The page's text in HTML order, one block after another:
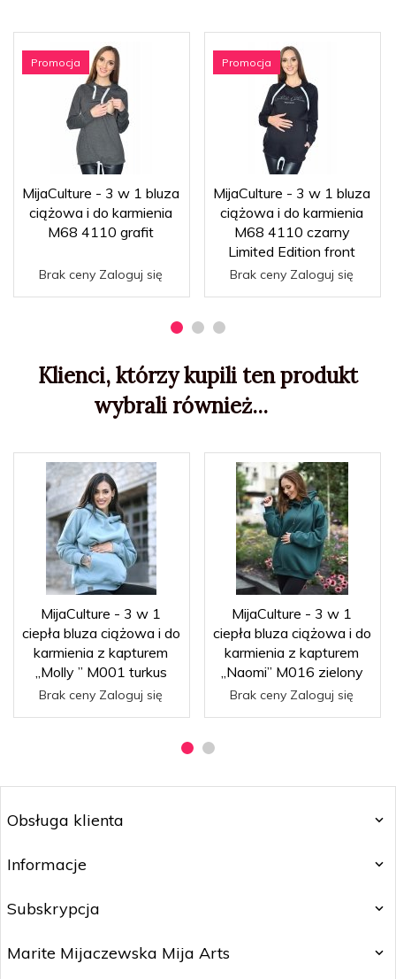
Promocja
MijaCulture - 3 w 1 bluza
ciążowa i do karmienia
M68 4110 grafit
Brak ceny Zaloguj się
Promocja
MijaCulture - 3 w 1 bluza
ciążowa i do karmienia
M68 4110 czarny
Limited Edition front
Brak ceny Zaloguj się
Klienci, którzy kupili ten produkt
wybrali również...
MijaCulture - 3 w 1
ciepła bluza ciążowa i do
karmienia z kapturem
„Molly ” M001 turkus
Brak ceny Zaloguj się
MijaCulture - 3 w 1
ciepła bluza ciążowa i do
karmienia z kapturem
„Naomi” M016 zielony
Brak ceny Zaloguj się
Obsługa klienta
Informacje
Subskrypcja
Marite Mijaczewska Mija Arts